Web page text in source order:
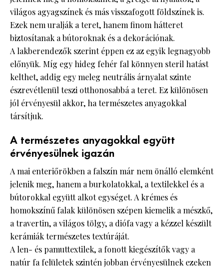
világos agyagszínek és más visszafogott földszínek is.
Ezek nem uralják a teret, hanem finom hátteret
biztosítanak a bútoroknak és a dekorációnak.
A lakberendezők szerint éppen ez az egyik legnagyobb
előnyük. Míg egy hideg fehér fal könnyen steril hatást
kelthet, addig egy meleg neutrális árnyalat szinte
észrevétlenül teszi otthonosabbá a teret. Ez különösen
jól érvényesül akkor, ha természetes anyagokkal
társítjuk.
A természetes anyagokkal együtt
érvényesülnek igazán
A mai enteriőrökben a falszín már nem önálló elemként
jelenik meg, hanem a burkolatokkal, a textilekkel és a
bútorokkal együtt alkot egységet. A krémes és
homokszínű falak különösen szépen kiemelik a mészkő,
a travertin, a világos tölgy, a diófa vagy a kézzel készült
kerámiák természetes textúráját.
A len- és pamuttextilek, a fonott kiegészítők vagy a
natúr fa felületek szintén jobban érvényesülnek ezeken